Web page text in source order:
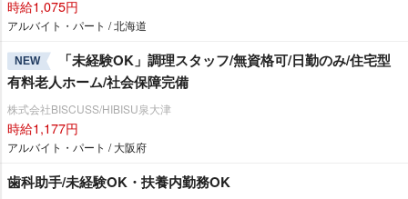
時給1,075円
アルバイト・パート / 北海道
NEW
「未経験OK」調理スタッフ/無資格可/日勤のみ/住宅型
有料老人ホーム/社会保障完備
株式会社BISCUSS/HIBISU泉大津
時給1,177円
アルバイト・パート / 大阪府
歯科助手/未経験OK・扶養内勤務OK